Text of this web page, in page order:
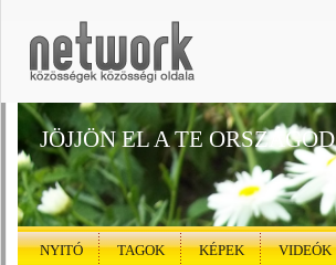
JÖJJÖN EL A TE ORSZÁGOD
NYITÓ TAGOK KÉPEK VIDEÓK